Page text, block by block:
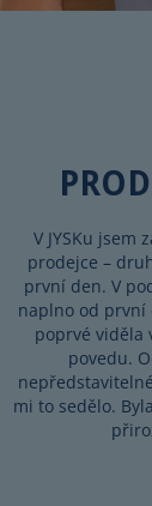
V JYSKu jsem
prodejce –
první den. V
naplno od první
poprvé viděla
povedu.
mi to sedělo.